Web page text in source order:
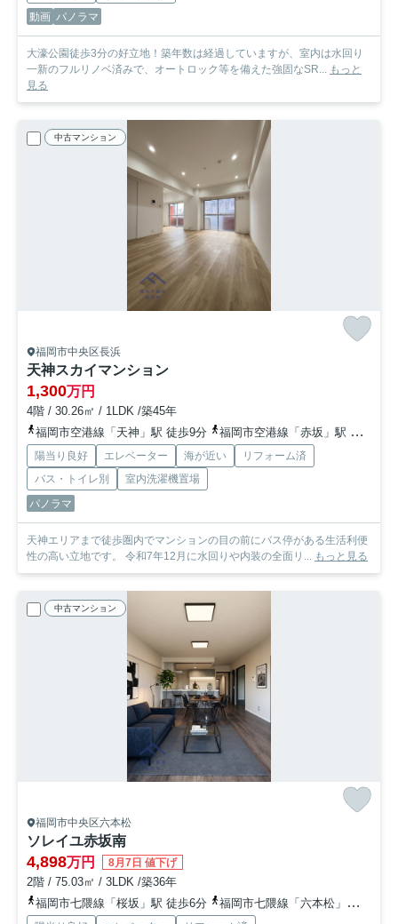
動画 パノラマ
大濠公園徒歩3分の好立地！築年数は経過していますが、室内は水回り
一新のフルリノベ済みで、オートロック等を備えた強固なSR... もっと
見る
中古マンション
福岡市中央区長浜
天神スカイマンション
1,300万円
4階 / 30.26㎡ / 1LDK /築45年
福岡市空港線「天神」駅 徒歩9分
福岡市空港線「赤坂」駅 徒歩13分
陽当り良好 エレベーター 海が近い
リフォーム済
バス・トイレ別
室内洗濯機置場
パノラマ
天神エリアまで徒歩圏内でマンションの目の前にバス停がある生活利便
性の高い立地です。 令和7年12月に水回りや内装の全面リ... もっと見る
中古マンション
福岡市中央区六本松
ソレイユ赤坂南
4,898万円 8月7日 値下げ
2階 / 75.03㎡ / 3LDK /築36年
福岡市七隈線「桜坂」駅 徒歩6分
福岡市七隈線「六本松」駅 徒歩8分